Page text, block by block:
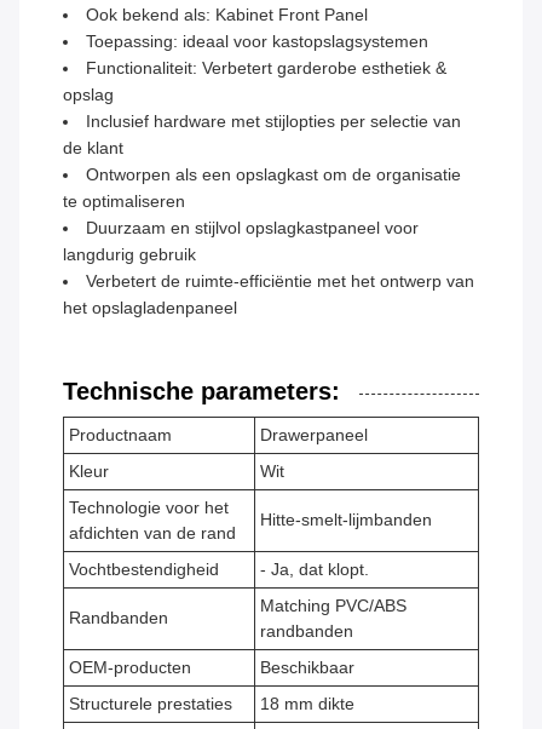
Ook bekend als: Kabinet Front Panel
Toepassing: ideaal voor kastopslagsystemen
Functionaliteit: Verbetert garderobe esthetiek &
opslag
Inclusief hardware met stijlopties per selectie van
de klant
Ontworpen als een opslagkast om de organisatie
te optimaliseren
Duurzaam en stijlvol opslagkastpaneel voor
langdurig gebruik
Verbetert de ruimte-efficiëntie met het ontwerp van
het opslagladenpaneel
Technische parameters:
Productnaam
Drawerpaneel
Kleur
Wit
Technologie voor het
afdichten van de rand
Hitte-smelt-lijmbanden
Vochtbestendigheid - Ja, dat klopt.
Randbanden
Matching PVC/ABS
randbanden
OEM-producten
Beschikbaar
Structurele prestaties
18 mm dikte